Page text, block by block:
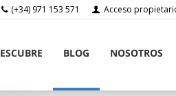
Acceso
(+34) 971 153 571
BLOG NOSOTROS